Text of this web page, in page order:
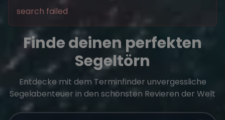
search failed
Finde deinen perfekten
Segeltörn
Entdecke mit dem Terminfinder unvergessliche
Segelabenteuer in den schönsten Revieren der Welt